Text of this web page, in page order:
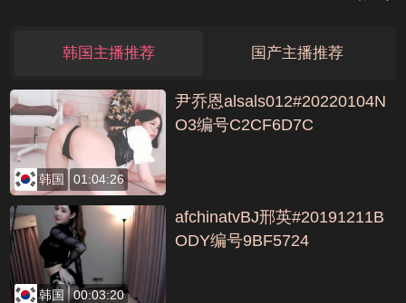
韩国主播推荐 国产主播推荐
韩国 01:04:26
尹乔恩alsals012#20220104N
O3编号C2CF6D7C
韩国 00:03:20
afchinatvBJ邢英#20191211B
ODY编号9BF5724